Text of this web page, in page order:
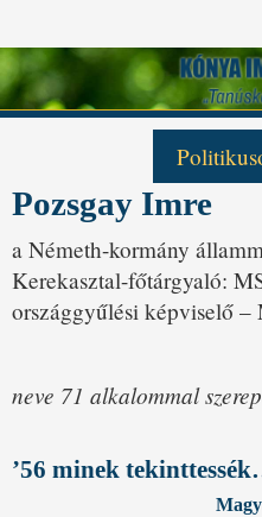
Antall József Csurka István
Kovács László
Kövér
Medgyessy Péter
Mihail
Pozsgay Imre
Sólyom
Tölgyessy Péter
Torgyán
Pozsgay Imre
a Németh-kormány
Kerekasztal-főtárgyaló:
országgyűlési képviselő –
neve 71 alkalommal
’56 minek